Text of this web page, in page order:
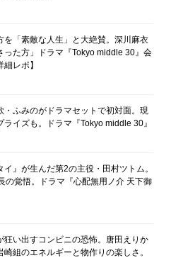
を「素敵な人生」と大絶賛。深川麻衣
った方」ドラマ『Tokyo middle 30』会
レポ】
・ふみのがドラマセットで初対面。現
イズも。ドラマ『Tokyo middle 30』
イ』が生んだ第2の主役・田村ツトム。
の覚悟。ドラマ『心配無用ノ介 天下御
狂い出すコンビニの恐怖。唐田えりか
組のエネルギーと物作りの楽しさ。